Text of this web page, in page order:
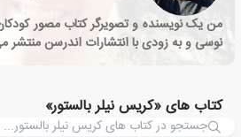
من یک نویسنده و تصویرگر کتاب مصور
نوسی و به زودی با انتشارات اندرسن منتشر
کتاب های «کریس نیلر بالستور»